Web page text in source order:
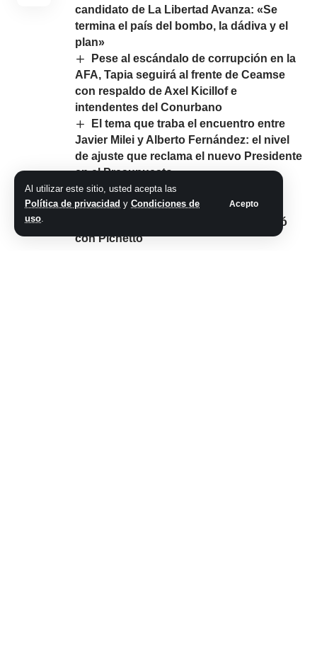
Al utilizar este sitio, usted acepta las
Política de privacidad y Condiciones de
uso.
Acepto
candidato de La Libertad Avanza: «Se
termina el país del bombo, la dádiva y el
plan»
Pese al escándalo de corrupción en la
AFA, Tapia seguirá al frente de Ceamse
con respaldo de Axel Kicillof e
intendentes del Conurbano
El tema que traba el encuentro entre
Javier Milei y Alberto Fernández: el nivel
de ajuste que reclama el nuevo Presidente
en el Presupuesto
Pettovello suma un nuevo jefe de
gabinete: el hijo de un histórico
gobernador radical que también trabajó
con Pichetto